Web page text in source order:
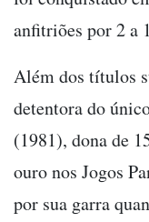
anfitriões por 2 a
Além dos títulos
detentora do
(1981), dona de
ouro nos Jogos
por sua garra